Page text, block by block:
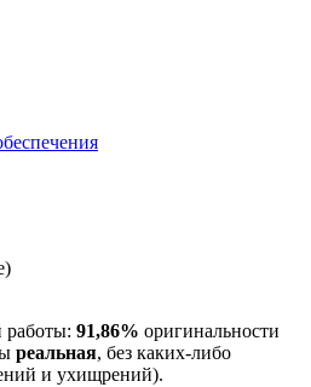
работы: 91,86% оригинальности
реальная, без каких-либо
и ухищрений).